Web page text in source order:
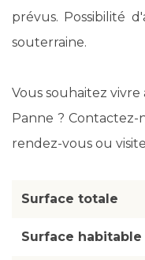
prévus. Possibilité
souterraine.
Vous souhaitez
Panne ?
rendez-vous ou
Surface totale
Surface habitable